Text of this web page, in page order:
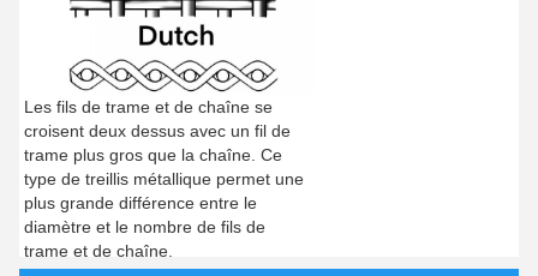
Les fils de trame et de chaîne se
croisent deux dessus avec un fil de
trame plus gros que la chaîne. Ce
type de treillis métallique permet une
plus grande différence entre le
diamètre et le nombre de fils de
trame et de chaîne.